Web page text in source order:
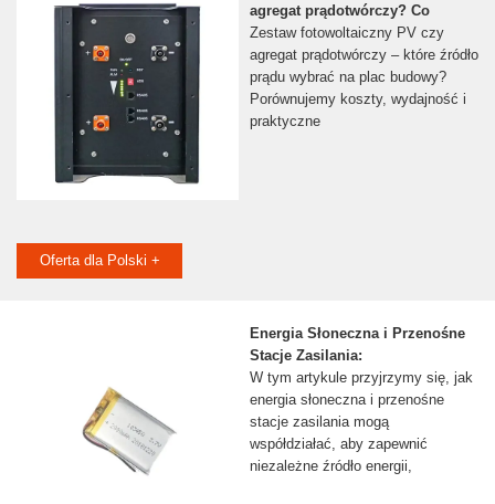
agregat prądotwórczy? Co
Zestaw fotowoltaiczny PV czy
agregat prądotwórczy – które źródło
prądu wybrać na plac budowy?
Porównujemy koszty, wydajność i
praktyczne
Oferta dla Polski +
Energia Słoneczna i Przenośne
Stacje Zasilania:
W tym artykule przyjrzymy się, jak
energia słoneczna i przenośne
stacje zasilania mogą
współdziałać, aby zapewnić
niezależne źródło energii,